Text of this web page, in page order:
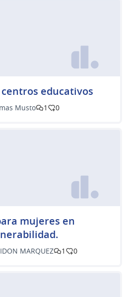
educativos
Musto 1 0
mujeres en
MARQUEZ 1 0